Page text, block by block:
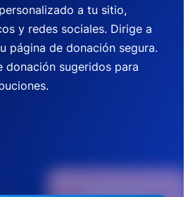
a tu sitio,
y redes sociales. Dirige a
página de donación segura.
donación sugeridos para